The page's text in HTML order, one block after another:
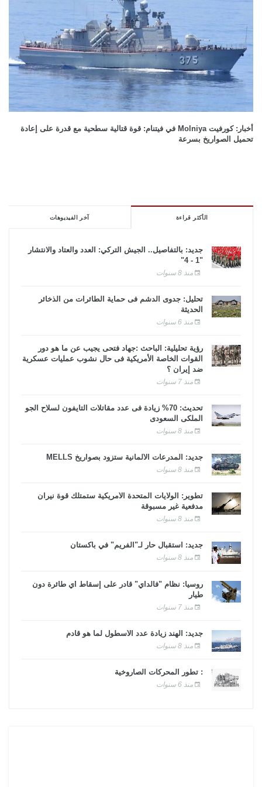
أخبار: كورفيت Molniya في فيتنام: قوة قتالية سطحية مع قدرة على إعادة
تحميل الصواريخ بسرعة
الأكثر قراءة آخر الفيديوهات
جديد: بالتفاصيل.. الجيش التركي: العدد والعتاد والانتشار
"1 - 4"
منذ 8 سنوات
تحليل: جدوى الدشم فى حماية الطائرات من الذخائر
الحديثة
منذ 6 سنوات
رؤية تحليلية: الباحث :جهاد فتحى يجيب عن ما هو دور
القوات الخاصة الأمريكية فى حال نشوب عمليات عسكرية
ضد إيران ؟
منذ 7 سنوات
تحديث: 70% زيادة فى عدد مقاتلات التايفون لسلاح الجو
الملكى السعودى
منذ 8 سنوات
جديد: المدرعات الألمانية ستزود بصواريخ MELLS
منذ 8 سنوات
تطوير: الولايات المتحدة الأمريكية ستمتلك قوة نيران
مدفعية غير مسبوقة
منذ 8 سنوات
جديد: استقبال حار لـ"الفريم" في باكستان
منذ 8 سنوات
روسيا: نظام "فالداي" قادر على إسقاط أي طائرة دون
طيار
منذ 7 سنوات
جديد: الهند زيادة عدد الأسطول لما هو قادم
منذ 8 سنوات
: تطور المحركات الصاروخية
منذ 6 سنوات